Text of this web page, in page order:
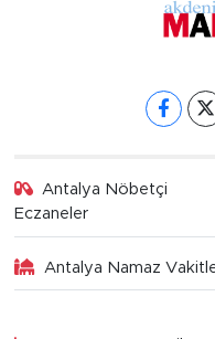
Antalya Nöbetçi
Eczaneler
Antalya Namaz